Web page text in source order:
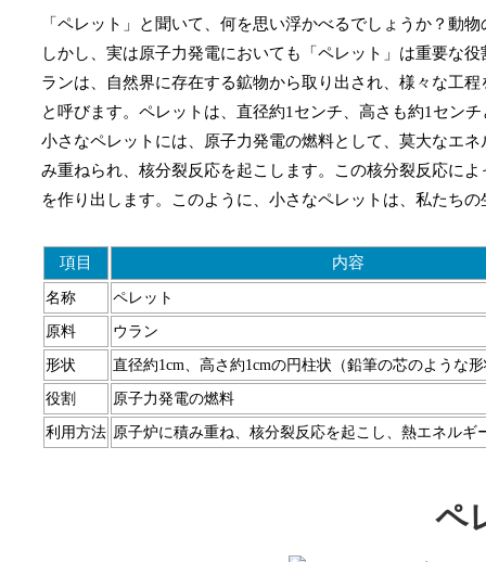
「ペレット」と聞いて、何を思い浮かべるでしょうか？動
しかし、実は原子力発電においても「ペレット」は重要な
ランは、自然界に存在する鉱物から取り出され、様々な工
と呼びます。ペレットは、直径約1センチ、高さも約1セン
小さなペレットには、原子力発電の燃料として、莫大なエ
み重ねられ、核分裂反応を起こします。この核分裂反応に
を作り出します。このように、小さなペレットは、私たち
項目 内容
名称 ペレット
原料 ウラン
形状 直径約1cm、高さ約1cmの円柱状（鉛筆の芯のような
役割 原子力発電の燃料
利用方法 原子炉に積み重ね、核分裂反応を起こし、熱エネルギ
ペ